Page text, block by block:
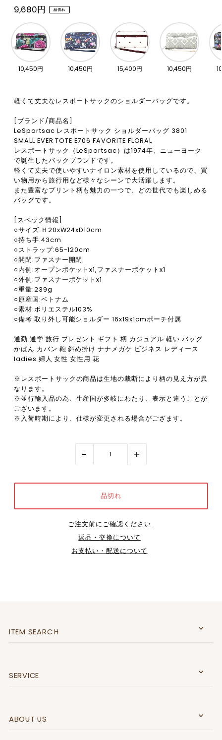
9,680円 品切れ
10,450円 10,450円 15,400円 10,450円
軽くて丈夫なレスポートサックのショルダーバッグです。
[ブランド/商品名]
LeSportsac レスポートサック ショルダーバッグ 3801
SMALL EVER TOTE E706 FAVORITE FLORAL
レスポートサック（LeSportsac）は1974年、ニューヨーク
で誕生したバックブランドです。
軽くて丈夫で使いやすいナイロン素材を使用しているので、買
い物用から旅行用など様々なシーンで大活躍します。
また豊富なプリント柄も魅力の一つで、どの世代でも楽しめる
バッグです。
[スペック情報]
○サイズ:Ｈ20xW24xD10cm
○持ち手:43cm
○ストラップ:65-120cm
○開閉:ファスナー開閉
○内側:オープンポケットx1,ファスナーポケットx1
○外側:ファスナーポケットx1
○重量:239g
○原産国:ベトナム
○素材:ポリエステル103%
○備考:取り外し可能ショルダー 16x19x1cmポーチ付属
通勤 通学 旅行 プレゼント ギフト 柄 カジュアル 軽い バッグ
かばん カバン 鞄 斜め掛け ナナメガケ ビジネス レディース
ladies 婦人 女性 女性用 花
※レスポートサックの商品は生地の裁断により柄の見え方が異
なります。
※並行輸入品の為、生産国が多岐にわたり、表示と違うことが
ございます。
※入荷時期により、仕様が変更される場合がござます。
- +
ご注文前にご確認ください
返品・交換について
お支払い・配送について
ITEM SEARCＨ
SERVICE
ABOUT US